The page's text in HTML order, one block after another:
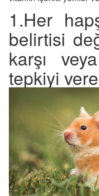
1.Her
belirtisi
karşı
tepkiyi